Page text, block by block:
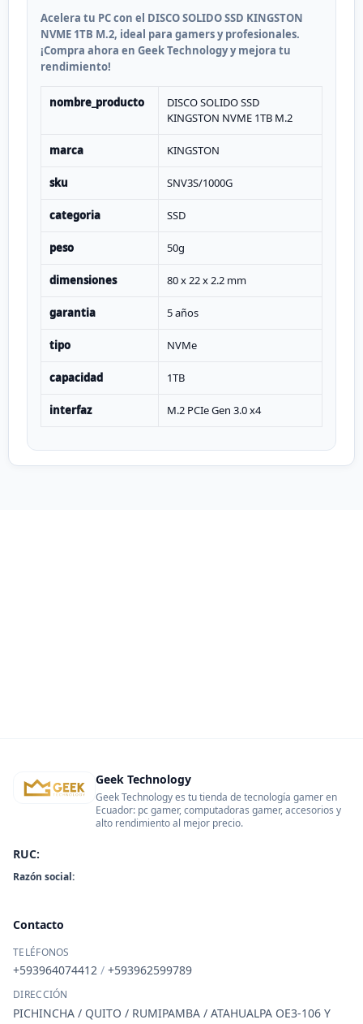
Acelera tu PC con el DISCO SOLIDO SSD KINGSTON
NVME 1TB M.2, ideal para gamers y profesionales.
¡Compra ahora en Geek Technology y mejora tu
rendimiento!
nombre_producto
DISCO SOLIDO SSD
KINGSTON NVME 1TB M.2
marca KINGSTON
sku SNV3S/1000G
categoria SSD
peso 50g
dimensiones 80 x 22 x 2.2 mm
garantia 5 años
tipo NVMe
capacidad 1TB
interfaz M.2 PCIe Gen 3.0 x4
Geek Technology
Geek Technology es tu tienda de tecnología gamer en
Ecuador: pc gamer, computadoras gamer, accesorios y
alto rendimiento al mejor precio.
RUC:
Razón social:
Contacto
TELÉFONOS
+593964074412 / +593962599789
DIRECCIÓN
PICHINCHA / QUITO / RUMIPAMBA / ATAHUALPA OE3-106 Y